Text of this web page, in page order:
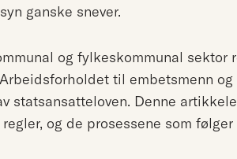
ganske snever.
og fylkeskommunal sektor
til embetsmenn
statsansatteloven. Denne
og de prosessene som følger